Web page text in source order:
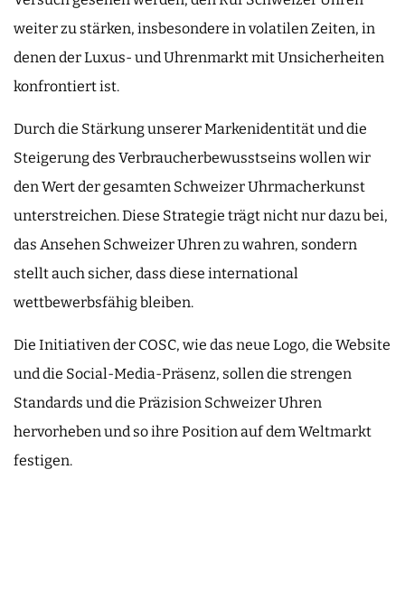
weiter zu stärken, insbesondere in volatilen Zeiten, in
denen der Luxus- und Uhrenmarkt mit Unsicherheiten
konfrontiert ist.
Durch die Stärkung unserer Markenidentität und die
Steigerung des Verbraucherbewusstseins wollen wir
den Wert der gesamten Schweizer Uhrmacherkunst
unterstreichen. Diese Strategie trägt nicht nur dazu bei,
das Ansehen Schweizer Uhren zu wahren, sondern
stellt auch sicher, dass diese international
wettbewerbsfähig bleiben.
Die Initiativen der COSC, wie das neue Logo, die Website
und die Social-Media-Präsenz, sollen die strengen
Standards und die Präzision Schweizer Uhren
hervorheben und so ihre Position auf dem Weltmarkt
festigen.